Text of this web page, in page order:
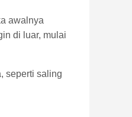
awalnya
di luar, mulai
seperti saling